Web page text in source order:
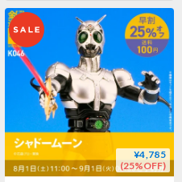
¥4,785
(25%OFF)